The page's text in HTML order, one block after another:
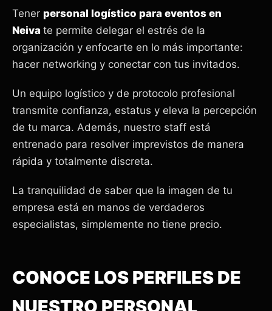
Tener personal logístico para eventos en
Neiva te permite delegar el estrés de la
organización y enfocarte en lo más importante:
hacer networking y conectar con tus invitados.
Un equipo logístico y de protocolo profesional
transmite confianza, estatus y eleva la percepción
de tu marca. Además, nuestro staff está
entrenado para resolver imprevistos de manera
rápida y totalmente discreta.
La tranquilidad de saber que la imagen de tu
empresa está en manos de verdaderos
especialistas, simplemente no tiene precio.
CONOCE LOS PERFILES DE
NUESTRO PERSONAL